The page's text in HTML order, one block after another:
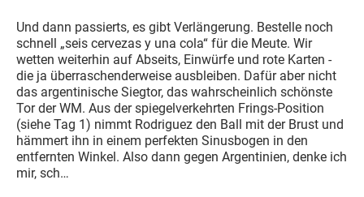
Und dann passierts, es gibt Verlängerung. Bestelle noch
schnell „seis cervezas y una cola“ für die Meute. Wir
wetten weiterhin auf Abseits, Einwürfe und rote Karten -
die ja überraschenderweise ausbleiben. Dafür aber nicht
das argentinische Siegtor, das wahrscheinlich schönste
Tor der WM. Aus der spiegelverkehrten Frings-Position
(siehe Tag 1) nimmt Rodriguez den Ball mit der Brust und
hämmert ihn in einem perfekten Sinusbogen in den
entfernten Winkel. Also dann gegen Argentinien, denke ich
mir, sch…